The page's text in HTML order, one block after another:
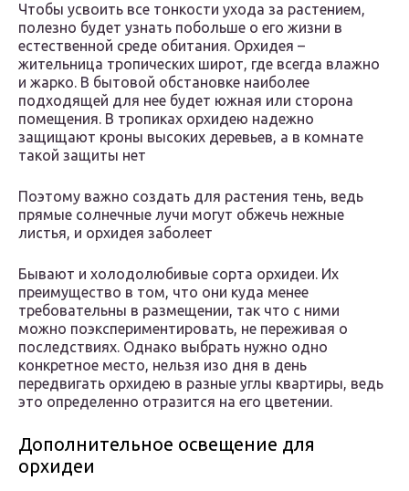
Чтобы усвоить все тонкости ухода за растением,
полезно будет узнать побольше о его жизни в
естественной среде обитания. Орхидея –
жительница тропических широт, где всегда влажно
и жарко. В бытовой обстановке наиболее
подходящей для нее будет южная или сторона
помещения. В тропиках орхидею надежно
защищают кроны высоких деревьев, а в комнате
такой защиты нет
Поэтому важно создать для растения тень, ведь
прямые солнечные лучи могут обжечь нежные
листья, и орхидея заболеет
Бывают и холодолюбивые сорта орхидеи. Их
преимущество в том, что они куда менее
требовательны в размещении, так что с ними
можно поэкспериментировать, не переживая о
последствиях. Однако выбрать нужно одно
конкретное место, нельзя изо дня в день
передвигать орхидею в разные углы квартиры, ведь
это определенно отразится на его цветении.
Дополнительное освещение для
орхидеи